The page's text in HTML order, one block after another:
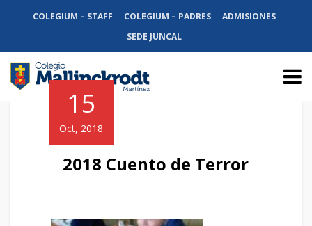
COLEGIUM – STAFF COLEGIUM – PADRES
ADMISIONES
SEDE JUNCAL
15
Oct, 2018
2018 Cuento de Terror